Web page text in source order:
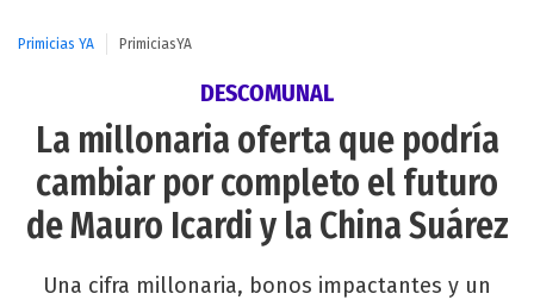
Primicias YA PrimiciasYA
DESCOMUNAL
La millonaria oferta que podría
cambiar por completo el futuro
de Mauro Icardi y la China Suárez
Una cifra millonaria, bonos impactantes y un